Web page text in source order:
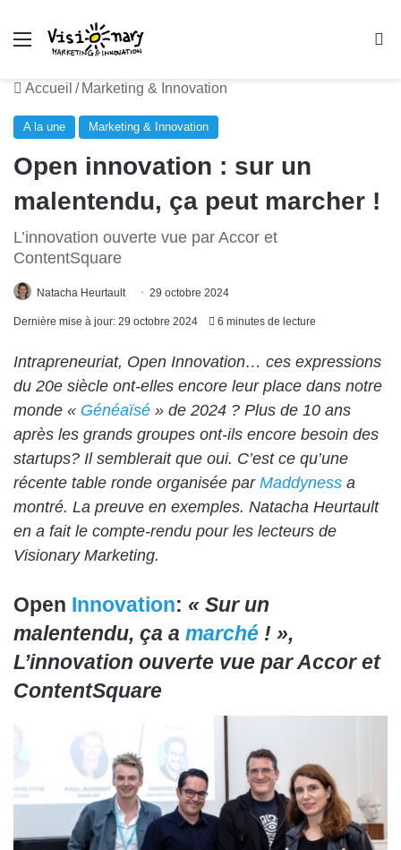
Menu
Accueil / Marketing & Innovation
A la une Marketing & Innovation
Open innovation : sur un
malentendu, ça peut marcher !
L’innovation ouverte vue par Accor et
ContentSquare
Natacha Heurtault 29 octobre 2024
Dernière mise à jour: 29 octobre 2024 6 minutes de lecture
Intrapreneuriat, Open Innovation… ces expressions
du 20e siècle ont-elles encore leur place dans notre
monde « Généaïsé » de 2024 ? Plus de 10 ans
après les grands groupes ont-ils encore besoin des
startups? Il semblerait que oui. C’est ce qu’une
récente table ronde organisée par Maddyness a
montré. La preuve en exemples. Natacha Heurtault
en a fait le compte-rendu pour les lecteurs de
Visionary Marketing.
Open Innovation: « Sur un
malentendu, ça a marché ! »,
L’innovation ouverte vue par Accor et
ContentSquare